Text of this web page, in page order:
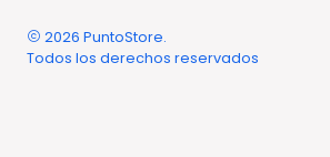
2026 PuntoStore.
Todos los derechos reservados